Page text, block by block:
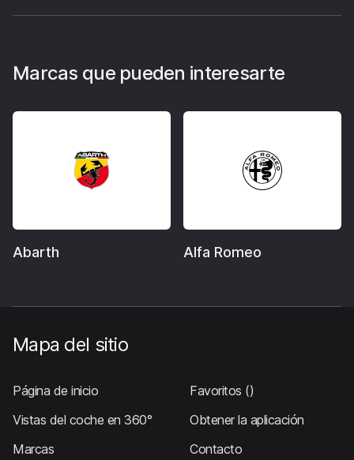
Marcas que pueden interesarte
Abarth Alfa Romeo
Mapa del sitio
Página de inicio Favoritos ()
Vistas del coche en 360°
Obtener la aplicación
Marcas
Contacto